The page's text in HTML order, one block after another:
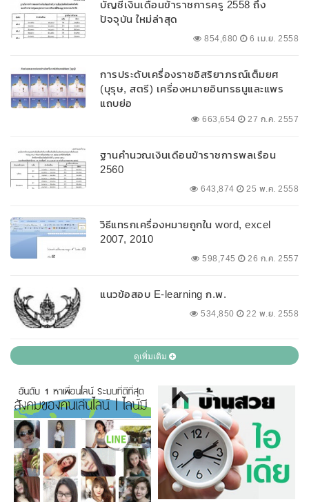
บัญชีเงินเดือนข้าราชการครู 2558 ถึง
ปัจจุบัน ใหม่ล่าสุด
854,680 6 เม.ย. 2558
การประดับเครื่องราชอิสริยาภรณ์เต็มยศ
(บุรุษ, สตรี) เครื่องหมายอินทรธนูและแพร
แถบย่อ
663,654 27 ก.ค. 2557
ฐานคำนวณเงินเดือนข้าราชการพลเรือน
2560
643,874 25 พ.ค. 2558
วิธีแทรกเครื่องหมายถูกใน word, excel
2007, 2010
598,745 26 ก.ค. 2557
แนวข้อสอบ E-learning ก.พ.
534,850 22 พ.ย. 2558
ดูเพิ่มเติม